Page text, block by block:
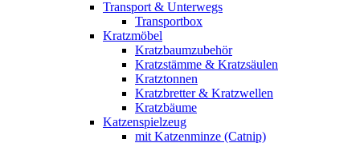
Transport & Unterwegs
Transportbox
Kratzmöbel
Kratzbaumzubehör
Kratzstämme & Kratzsäulen
Kratztonnen
Kratzbretter & Kratzwellen
Kratzbäume
Katzenspielzeug
mit Katzenminze (Catnip)